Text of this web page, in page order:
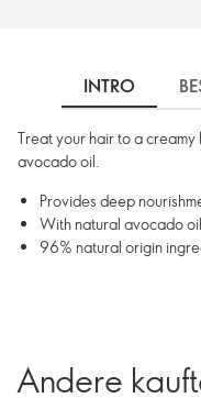
INTRO
Treat your hair to a creamy
avocado oil.
Provides deep
With natural avocado
96% natural origin
Andere